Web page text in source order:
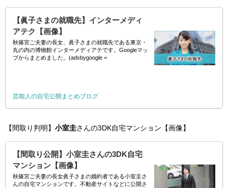
【眞子さまの就職先】インターメディ
アテク【画像】
秋篠宮ご夫妻の長女、眞子さまの就職先である東京・
丸の内の博物館インターメディアテです。Googleマッ
プからまとめました。(adsbygoogle =
芸能人の自宅公開まとめブログ
【間取り判明】 小室圭さんの3DK自宅マンション【画像】
【間取り公開】小室圭さんの3DK自宅
マンション【画像】
秋篠宮ご夫妻の長女眞子さまの婚約者である小室圭さ
んの自宅マンションです。不動産サイトなどに公開さ